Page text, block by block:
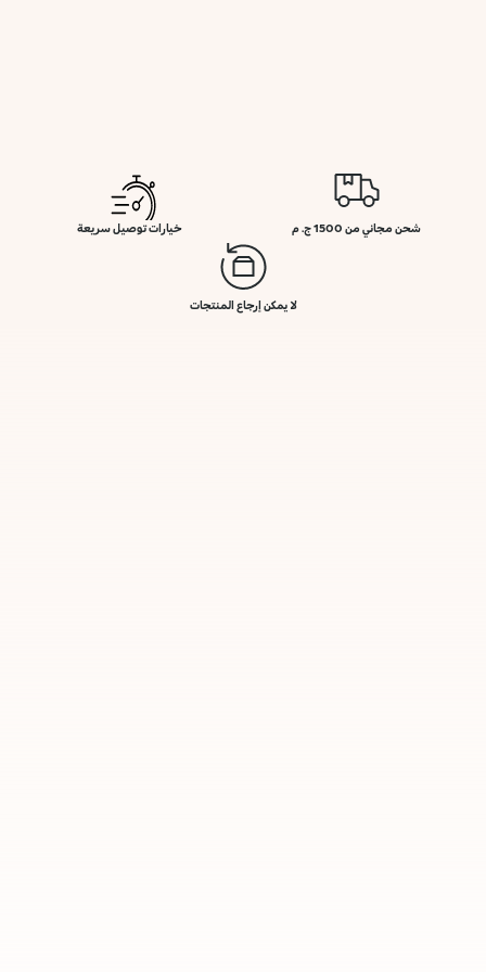
شحن مجاني من 1500 ج. م خيارات توصيل سريعة
لا يمكن إرجاع المنتجات